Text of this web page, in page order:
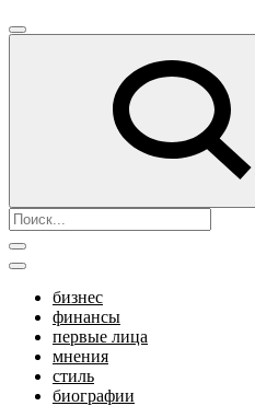
бизнес
финансы
первые лица
мнения
стиль
биографии